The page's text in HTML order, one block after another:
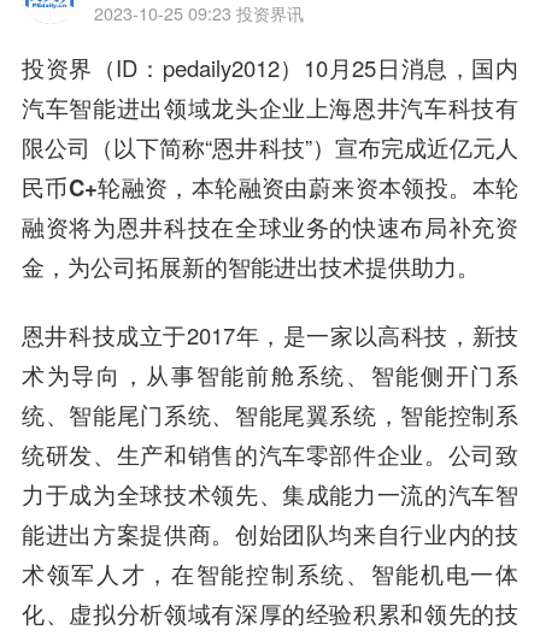
2023-10-25 09:23 投资界讯
投资界（ID：pedaily2012）10月25日消息，国内
汽车智能进出领域龙头企业上海恩井汽车科技有
限公司（以下简称“恩井科技”）宣布完成近亿元人
民币C+轮融资，本轮融资由蔚来资本领投。 本轮
融资将为恩井科技在全球业务的快速布局补充资
金，为公司拓展新的智能进出技术提供助力。
恩井科技成立于2017年，是一家以高科技，新技
术为导向，从事智能前舱系统、智能侧开门系
统、智能尾门系统、智能尾翼系统，智能控制系
统研发、生产和销售的汽车零部件企业。公司致
力于成为全球技术领先、集成能力一流的汽车智
能进出方案提供商。创始团队均来自行业内的技
术领军人才，在智能控制系统、智能机电一体
化、虚拟分析领域有深厚的经验积累和领先的技